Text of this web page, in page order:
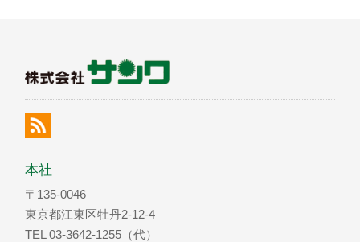
本社
〒135-0046
東京都江東区牡丹2-12-4
TEL 03-3642-1255（代）